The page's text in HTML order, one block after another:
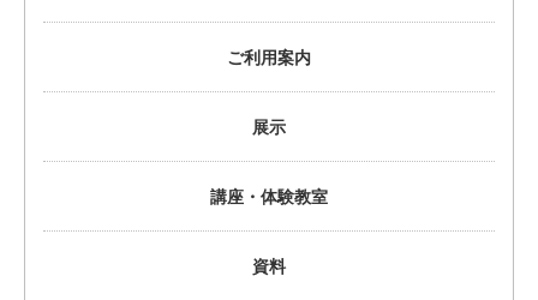
ご利用案内
展示
講座・体験教室
資料